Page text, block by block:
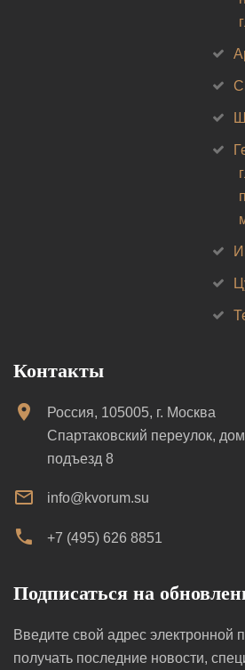
Контакты
Россия, 105005, г. Москва
Спартаковский переулок,
подъезд 8
info@kvorum.su
+7 (495) 626 8851
Подписаться на
Введите свой адрес электронной
получать последние новости,